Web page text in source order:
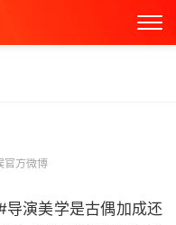
官方微博
演美学是古偶加成还